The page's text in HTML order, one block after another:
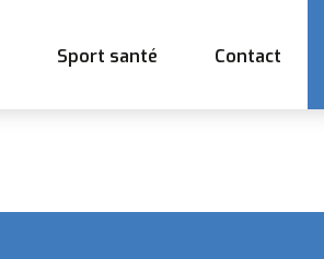
Sport santé Contact